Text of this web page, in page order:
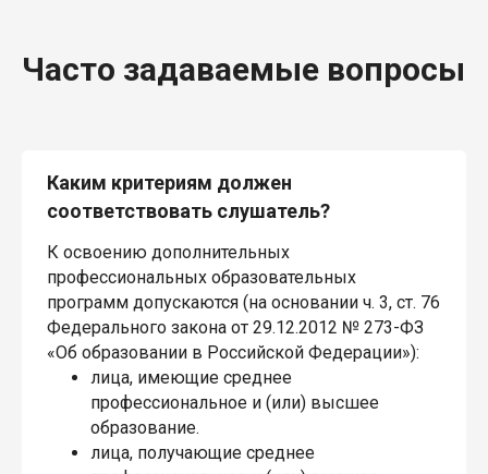
Часто задаваемые вопросы
Каким критериям должен
соответствовать слушатель?
К освоению дополнительных
профессиональных образовательных
программ допускаются (на основании ч. 3, ст. 76
Федерального закона от 29.12.2012 № 273-ФЗ
«Об образовании в Российской Федерации»):
лица, имеющие среднее
профессиональное и (или) высшее
образование.
лица, получающие среднее